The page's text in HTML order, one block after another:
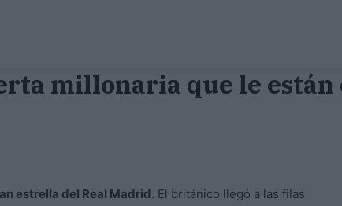
millonaria que le
estrella del Real Madrid. El británico llegó a las filas